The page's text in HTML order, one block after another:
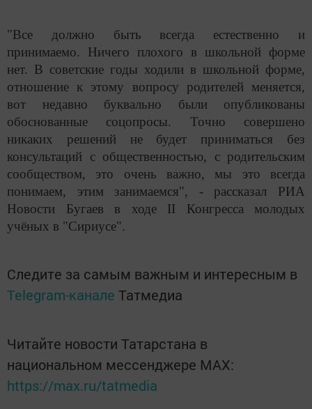
"Все должно быть всегда естественно и
принимаемо. Ничего плохого в школьной форме
нет. В советские годы ходили в школьной форме,
отношение к этому вопросу родителей меняется,
вот недавно буквально были опубликованы
обоснованные соцопросы. Точно совершено
никаких решений не будет приниматься без
консультаций с общественностью, с родительским
сообществом, это очень важно, мы это всегда
понимаем, этим занимаемся", - рассказал РИА
Новости Бугаев в ходе II Конгресса молодых
учёных в "Сириусе".
Следите за самым важным и интересным в
Telegram-канале Татмедиа
Читайте новости Татарстана в
национальном мессенджере MАХ:
https://max.ru/tatmedia